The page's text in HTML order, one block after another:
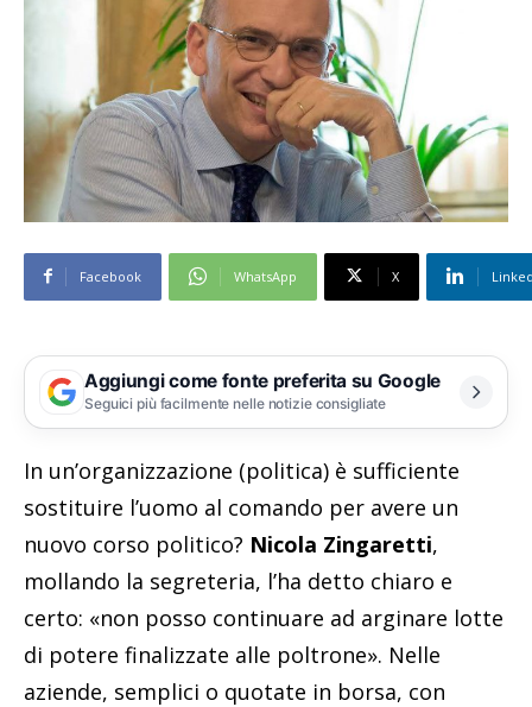
Facebook WhatsApp X
Aggiungi come fonte preferita su Google
Seguici più facilmente nelle notizie consigliate
In un’organizzazione (politica) è sufficiente
sostituire l’uomo al comando per avere un
nuovo corso politico? Nicola Zingaretti,
mollando la segreteria, l’ha detto chiaro e
certo: «non posso continuare ad arginare lotte
di potere finalizzate alle poltrone». Nelle
aziende, semplici o quotate in borsa, con